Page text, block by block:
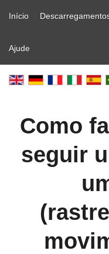
Início
Ajude
Como
seguir